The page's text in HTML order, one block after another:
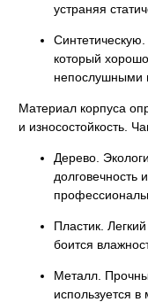
устраняя
который
непослушными
Материал корпуса
и износостойкость.
Дерево.
долговечность
Пластик.
боится
Металл.
используется в